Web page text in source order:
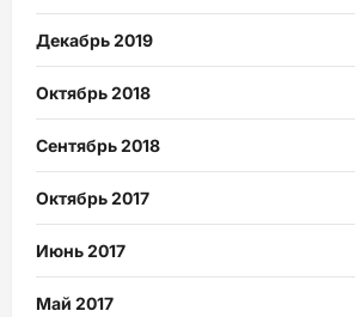
Декабрь 2019
Октябрь 2018
Сентябрь 2018
Октябрь 2017
Июнь 2017
Май 2017